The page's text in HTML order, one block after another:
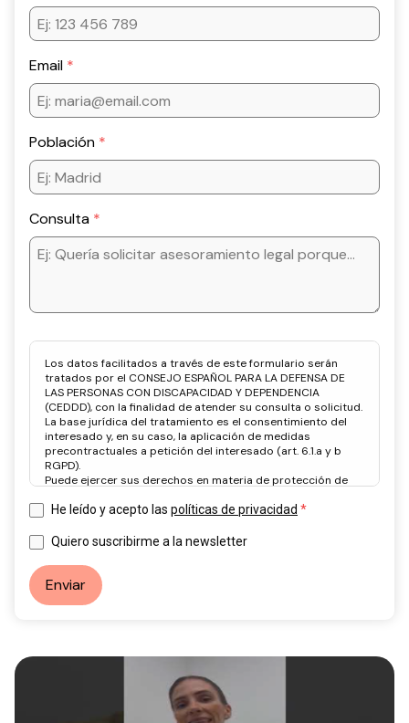
Email
Población
Consulta
Los datos facilitados a través de este formulario serán
tratados por el CONSEJO ESPAÑOL PARA LA DEFENSA DE
LAS PERSONAS CON DISCAPACIDAD Y DEPENDENCIA
(CEDDD), con la finalidad de atender su consulta o solicitud.
La base jurídica del tratamiento es el consentimiento del
interesado y, en su caso, la aplicación de medidas
precontractuales a petición del interesado (art. 6.1.a y b
RGPD).
Puede ejercer sus derechos en materia de protección de
Más información en nuestra Política de Privacidad.
He leído y acepto las políticas de privacidad
Quiero suscribirme a la newsletter
Enviar